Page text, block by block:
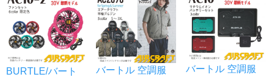
BURTLE/バート
バートル 空調服
バートル 空調服